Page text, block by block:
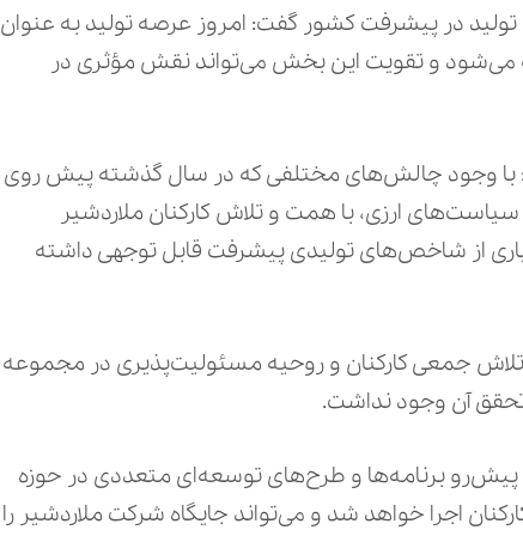
در پیشرفت کشور گفت: امروز عرصه تولید به عنوان
و تقویت این بخش می‌تواند نقش مؤثری در
با وجود چالش‌های مختلفی که در سال گذشته پیش روی
ارزی، با همت و تلاش کارکنان ملاردشیر
از شاخص‌های تولیدی پیشرفت قابل توجهی داشته
تلاش جمعی کارکنان و روحیه مسئولیت‌پذیری در مجموعه
آن وجود نداشت.
پیش‌رو برنامه‌ها و طرح‌های توسعه‌ای متعددی در حوزه
اجرا خواهد شد و می‌تواند جایگاه شرکت ملاردشیر را